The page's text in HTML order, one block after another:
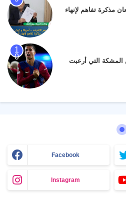
مذكرة تفاهم لإنهاء
التي أرعبت
Facebook
Instagram